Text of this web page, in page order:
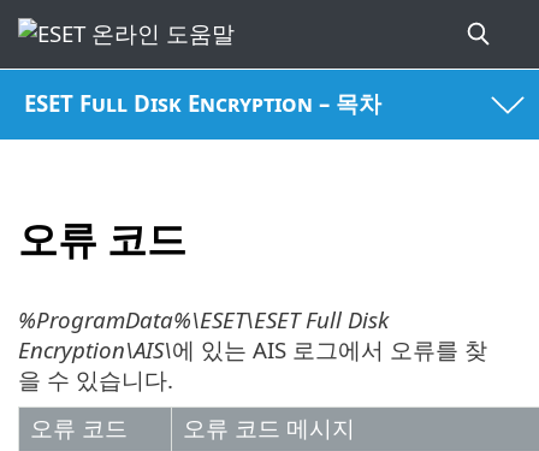
ESET Full Disk Encryption – 목차
오류 코드
%ProgramData%\ESET\ESET Full Disk
Encryption\AIS\에 있는 AIS 로그에서 오류를 찾
을 수 있습니다.
오류 코드
오류 코드 메시지